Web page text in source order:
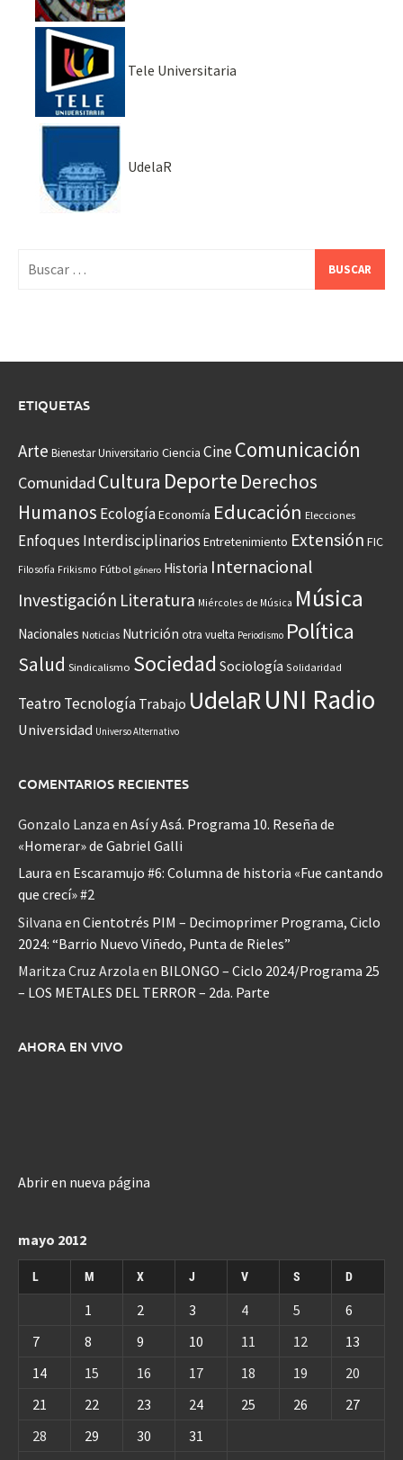
Tele Universitaria
UdelaR
ETIQUETAS
Arte Bienestar Universitario Ciencia CineComunicación
Comunidad Cultura Deporte Derechos
Humanos EcologíaEconomía Educación Elecciones
Enfoques Interdisciplinarios Entretenimiento Extensión FIC
Filosofía Frikismo Fútbol género Historia Internacional
Investigación Literatura Miércoles de Música Música
Nacionales Noticias Nutrición otra vuelta Periodismo Política
Salud Sindicalismo Sociedad Sociología Solidaridad
Teatro Tecnología Trabajo UdelaRUNI Radio
Universidad Universo Alternativo
COMENTARIOS RECIENTES
Gonzalo Lanza en Así y Asá. Programa 10. Reseña de
«Homerar» de Gabriel Galli
Laura en Escaramujo #6: Columna de historia «Fue cantando
que crecí» #2
Silvana en Cientotrés PIM – Decimoprimer Programa, Ciclo
2024: “Barrio Nuevo Viñedo, Punta de Rieles”
Maritza Cruz Arzola en BILONGO – Ciclo 2024/Programa 25
– LOS METALES DEL TERROR – 2da. Parte
AHORA EN VIVO
Abrir en nueva página
mayo 2012
L M X J V S D
1 2 3 4 5
6
7
8 9 10 11 12
13
14
15 16 17 18 19
20
21
22 23 24 25 26
27
28
29 30 31